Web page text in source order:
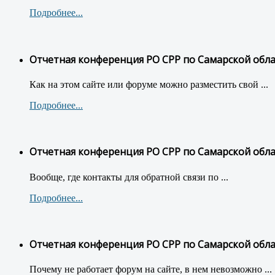
Подробнее...
Отчетная конференция РО СРР по Самарской
Как на этом сайте или форуме можно разместить свой ...
Подробнее...
Отчетная конференция РО СРР по Самарской
Вообще, где контакты для обратной связи по ...
Подробнее...
Отчетная конференция РО СРР по Самарской
Почему не работает форум на сайте, в нем невозможно ...